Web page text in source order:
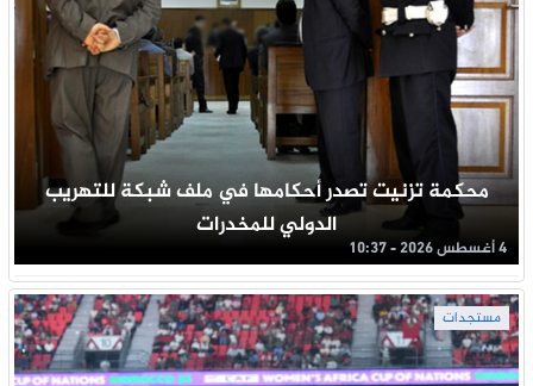
محكمة تزنيت تصدر أحكامها في ملف شبكة للتهريب
الدولي للمخدرات
4 أغسطس 2026 - 10:37
مستجدات